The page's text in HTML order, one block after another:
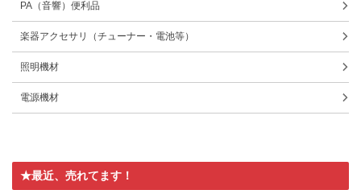
PA（音響）便利品
楽器アクセサリ（チューナー・電池等）
照明機材
電源機材
★最近、売れてます！